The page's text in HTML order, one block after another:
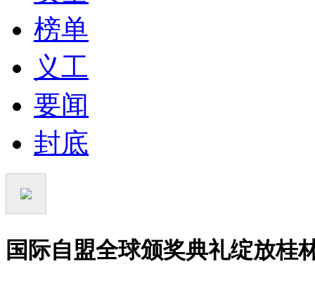
榜单
义工
要闻
封底
国际自盟全球颁奖典礼绽放桂